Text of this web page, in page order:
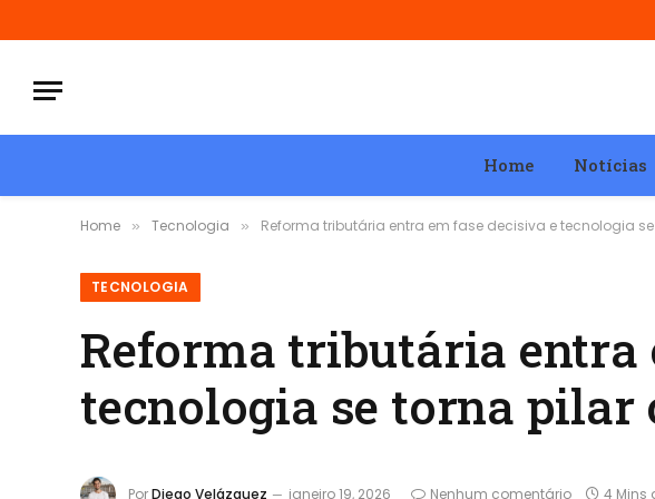
Home Notícias
Home » Tecnologia » Reforma tributária entra em fase decisiva e tecnologia
TECNOLOGIA
Reforma tributária entra
tecnologia se torna pilar
PorDiego Velázquez janeiro 19, 2026 Nenhum comentário 4 Mins